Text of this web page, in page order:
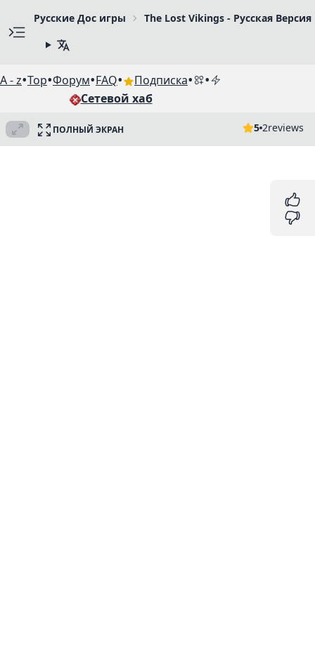
Русские Дос игры The Lost Vikings - Русская Версия
A - z•Top•Форум•FAQ• Подписка• •
Сетевой хаб
ПОЛНЫЙ ЭКРАН 5 2reviews